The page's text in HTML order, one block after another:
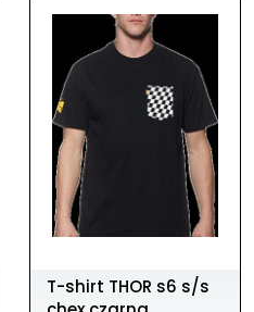
T-shirt THOR s6 s/s